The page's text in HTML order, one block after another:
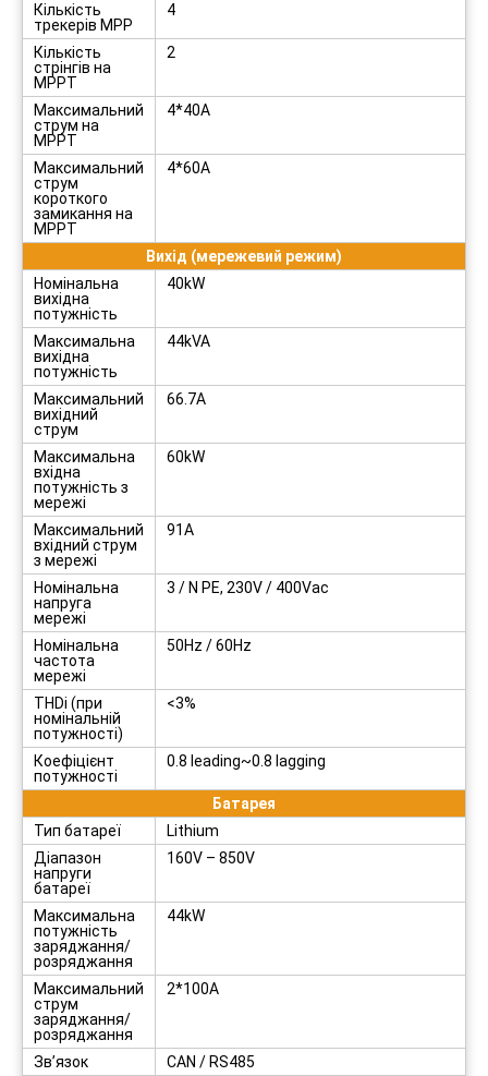
Кількість
трекерів MPP
4
Кількість
стрінгів на
MPPT
2
Максимальний
струм на
MPPT
4*40A
Максимальний
струм
короткого
замикання на
MPPT
4*60A
Вихід (мережевий режим)
Номінальна
вихідна
потужність
40kW
Максимальна
вихідна
потужність
44kVA
Максимальний
вихідний
струм
66.7A
Максимальна
вхідна
потужність з
мережі
60kW
Максимальний
вхідний струм
з мережі
91A
Номінальна
напруга
мережі
3 / N PE, 230V / 400Vac
Номінальна
частота
мережі
50Hz / 60Hz
THDi (при
номінальній
потужності)
<3%
Коефіцієнт
потужності
0.8 leading~0.8 lagging
Батарея
Тип батареї
Lithium
Діапазон
напруги
батареї
160V – 850V
Максимальна
потужність
заряджання/
розряджання
44kW
Максимальний
струм
заряджання/
розряджання
2*100A
Зв’язок CAN / RS485